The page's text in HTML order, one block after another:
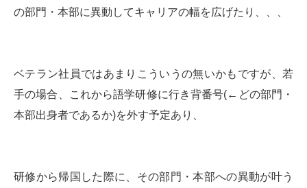
の部門・本部に異動してキャリアの幅を広げたり、、、
ベテラン社員ではあまりこういうの無いかもですが、若
手の場合、これから語学研修に行き背番号(←どの部門・
本部出身者であるか)を外す予定あり、
研修から帰国した際に、その部門・本部への異動が叶う